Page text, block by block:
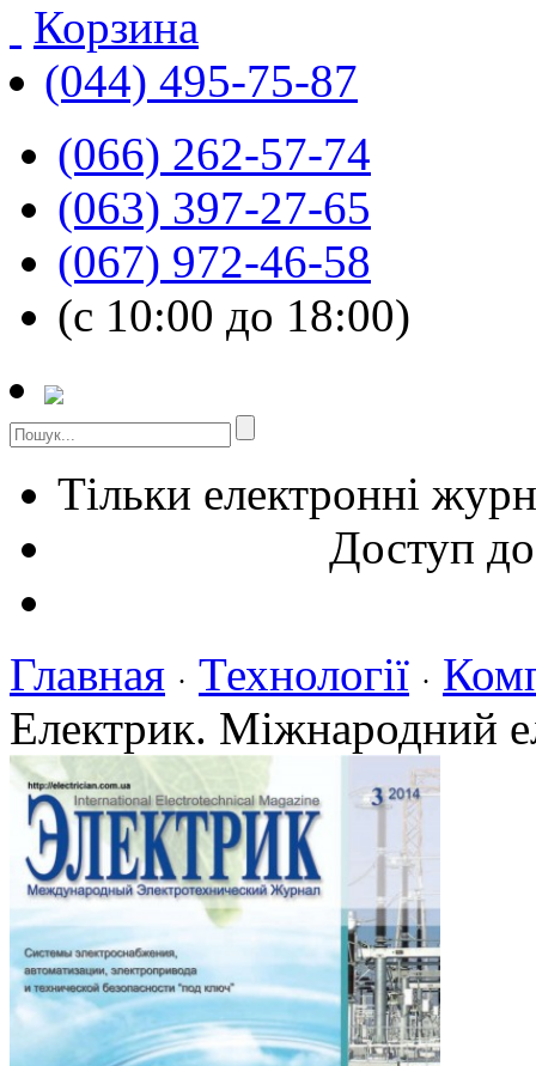
Корзина
(044) 495-75-87
(066) 262-57-74
(063) 397-27-65
(067) 972-46-58
(с 10:00 до 18:00)
Тільки електронні
Доступ
Главная · Технології ·
Електрик. Міжнародний